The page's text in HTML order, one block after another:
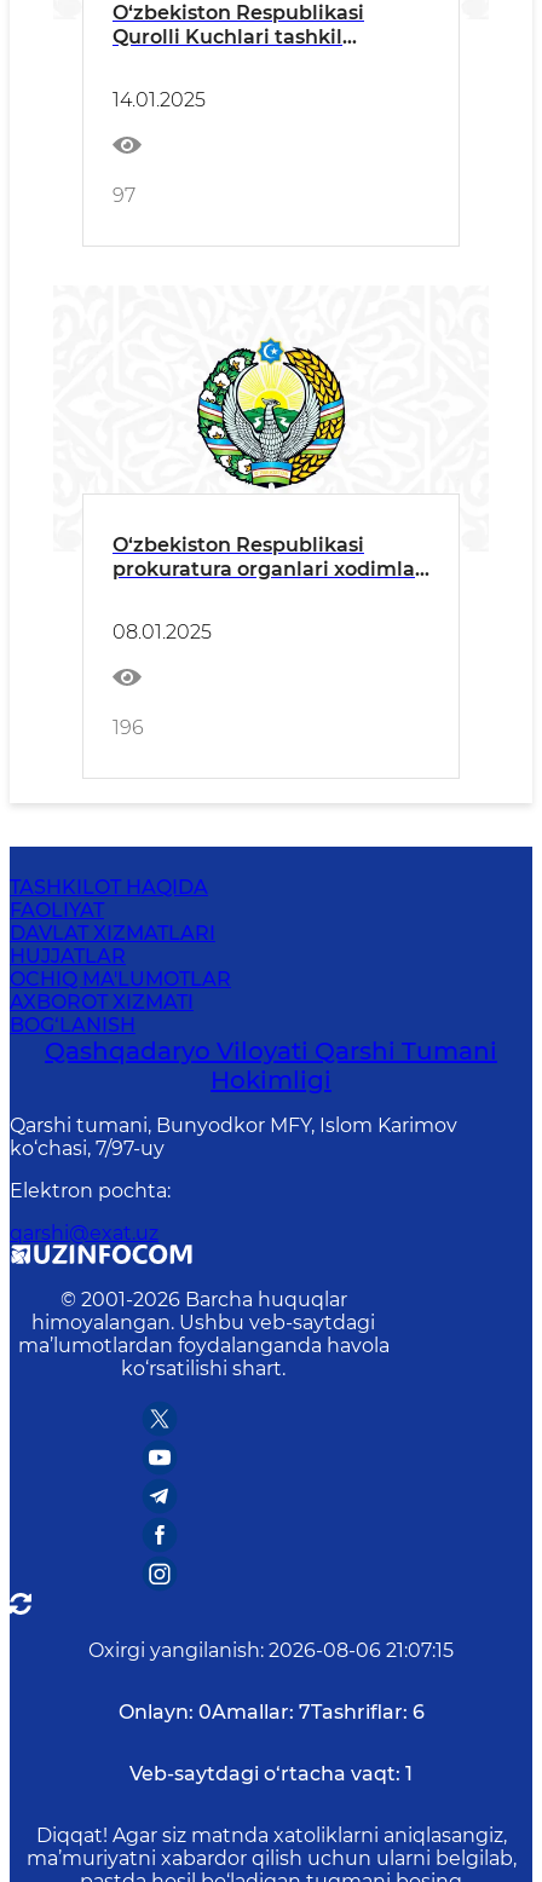
O‘zbekiston Respublikasi
Qurolli Kuchlari tashkil
bilan tuman hokimi tabrigi
14.01.2025
97
O‘zbekiston Respublikasi
prokuratura organlari xodimlari
08.01.2025
196
TASHKILOT HAQIDA
FAOLIYAT
DAVLAT XIZMATLARI
HUJJATLAR
OCHIQ MA'LUMOTLAR
AXBOROT XIZMATI
BOG‘LANISH
Qashqadaryo Viloyati Qarshi Tumani
Hokimligi
Qarshi tumani, Bunyodkor MFY, Islom Karimov
ko‘chasi, 7/97-uy
Elektron pochta:
qarshi@exat.uz
© 2001-2026 Barcha huquqlar
himoyalangan. Ushbu veb-saytdagi
ma’lumotlardan foydalanganda havola
ko‘rsatilishi shart.
Oxirgi yangilanish: 2026-08-06 21:07:15
Onlayn: 0Amallar: 7Tashriflar: 6
Veb-saytdagi o‘rtacha vaqt: 1
Diqqat! Agar siz matnda xatoliklarni aniqlasangiz,
ma’muriyatni xabardor qilish uchun ularni belgilab,